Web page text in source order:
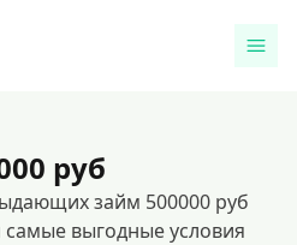
руб
займ 500000 руб
выгодные условия